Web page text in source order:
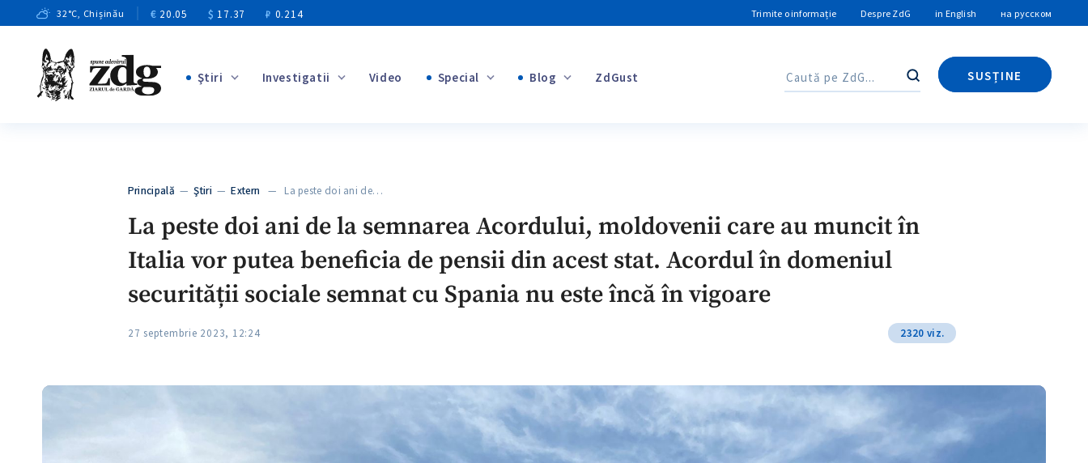
32°C, Chișinău € 20.05 $ 17.37 ₽ 0.214 Trimite o informație Despre ZdG in English на русском
Ştiri Investigatii Video Special Blog
+1
ZdGust Caută
SUSȚINE
Caută
Principală —Ştiri —Extern — La peste doi ani de…
La peste doi ani de la semnarea Acordului, moldovenii care au muncit în
Italia vor putea beneficia de pensii din acest stat. Acordul în domeniul
securității sociale semnat cu Spania nu este încă în vigoare
27 septembrie 2023, 12:24 2320 viz.